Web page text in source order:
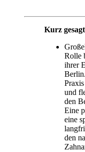
Kurz
Rolle
ihrer
und
den
Eine
eine
den